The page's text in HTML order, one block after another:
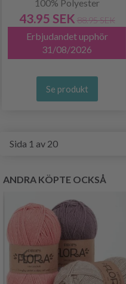
100% Polyester
43.95 SEK 88.95 SEK
Erbjudandet upphör
31/08/2026
Se produkt
Sida 1 av 20
ANDRA KÖPTE OCKSÅ